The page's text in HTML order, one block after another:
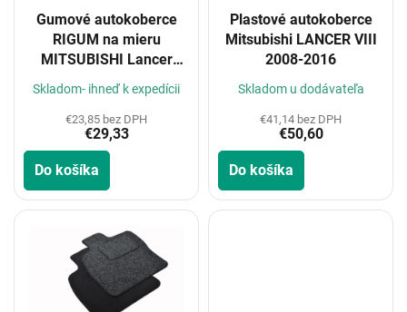
Gumové autokoberce
RIGUM na mieru
MITSUBISHI Lancer
Skladom- ihneď k expedícii
€23,85 bez DPH
€29,33
Do košíka
Plastové autokoberce
Mitsubishi LANCER VIII
2008-2016
Skladom u dodávateľa
€41,14 bez DPH
€50,60
Do košíka